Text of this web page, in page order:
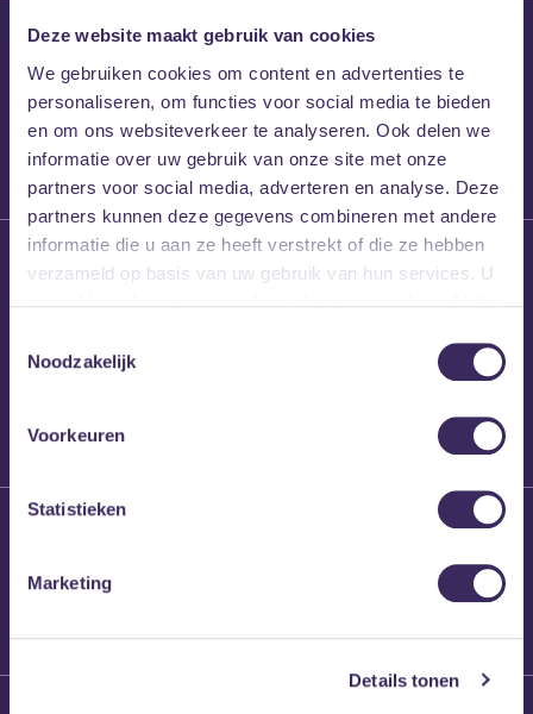
Deze website maakt gebruik van cookies
We gebruiken cookies om content en advertenties te
personaliseren, om functies voor social media te bieden
en om ons websiteverkeer te analyseren. Ook delen we
informatie over uw gebruik van onze site met onze
partners voor social media, adverteren en analyse. Deze
partners kunnen deze gegevens combineren met andere
informatie die u aan ze heeft verstrekt of die ze hebben
verzameld op basis van uw gebruik van hun services. U
Noodzakelijk
Voorkeuren
Statistieken
Marketing
Details tonen
27 maart 2026
Willem’s Blog:
Frans Kalf
26 maart 2026
Willem’s Blog: High
Brennt Vanneste